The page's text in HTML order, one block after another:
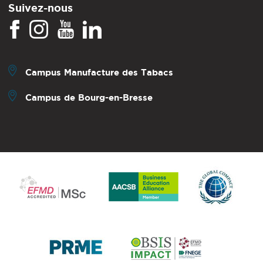
Suivez-nous
Campus Manufacture des Tabacs
Campus de Bourg-en-Bresse